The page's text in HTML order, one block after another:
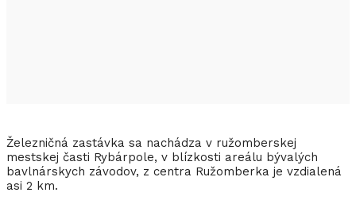
Železničná zastávka sa nachádza v ružomberskej
mestskej časti Rybárpole, v blízkosti areálu bývalých
bavlnárskych závodov, z centra Ružomberka je vzdialená
asi 2 km.